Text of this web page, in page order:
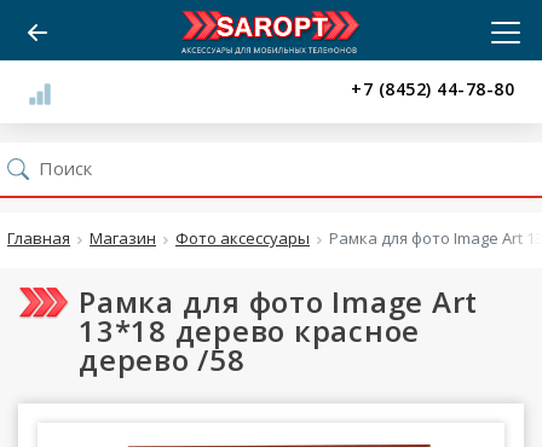
+7 (8452) 44-78-80
Главная Магазин Фото аксессуары Рамка для фото Image Art
Рамка для фото Image Art
13*18 дерево красное
дерево /58